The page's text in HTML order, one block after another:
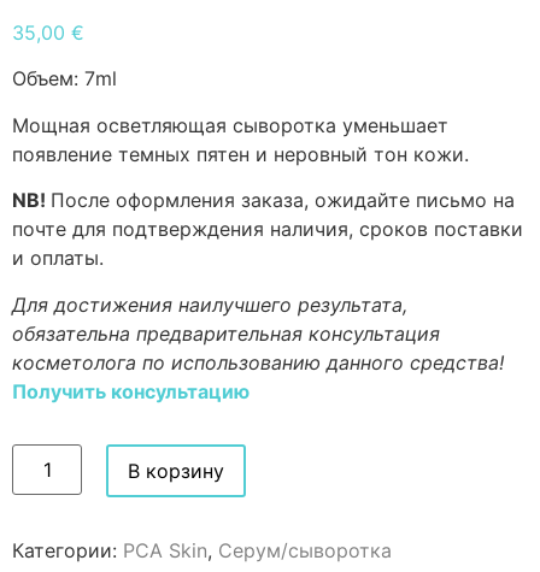
35,00 €
Объем: 7ml
Мощная осветляющая сыворотка уменьшает
появление темных пятен и неровный тон кожи.
NB! После оформления заказа, ожидайте письмо на
почте для подтверждения наличия, сроков поставки
и оплаты.
Для достижения наилучшего результата,
обязательна предварительная консультация
косметолога по использованию данного средства!
Получить консультацию
В корзину
Категории: PCA Skin, Серум/сыворотка